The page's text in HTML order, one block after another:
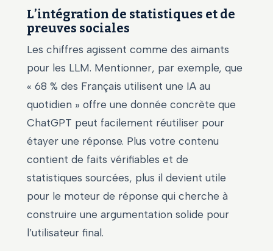
L’intégration de statistiques et de
preuves sociales
Les chiffres agissent comme des aimants
pour les LLM. Mentionner, par exemple, que
« 68 % des Français utilisent une IA au
quotidien » offre une donnée concrète que
ChatGPT peut facilement réutiliser pour
étayer une réponse. Plus votre contenu
contient de faits vérifiables et de
statistiques sourcées, plus il devient utile
pour le moteur de réponse qui cherche à
construire une argumentation solide pour
l’utilisateur final.